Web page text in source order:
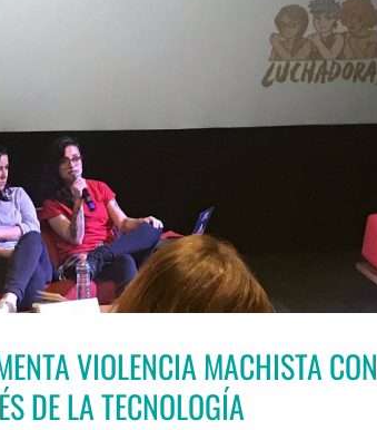
VIOLENCIA MACHISTA
DE LA TECNOLOGÍA